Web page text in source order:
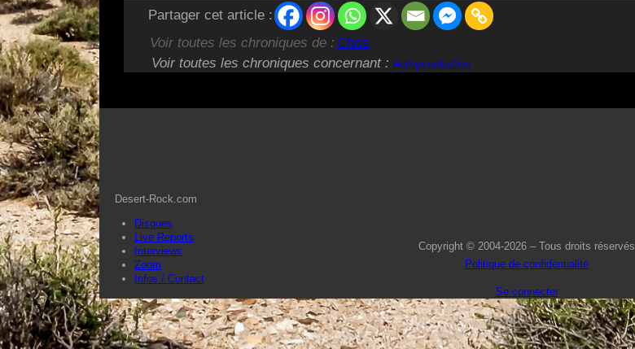
Partager cet article :
Voir toutes les chroniques de : Chris
Voir toutes les chroniques concernant :Autoproduction
Desert-Rock.com
Disques
Live Reports
Interviews
Zoom
Infos / Contact
Copyright © 2004-2026 – Tous droits réservés
Politique de confidentialité
Se connecter